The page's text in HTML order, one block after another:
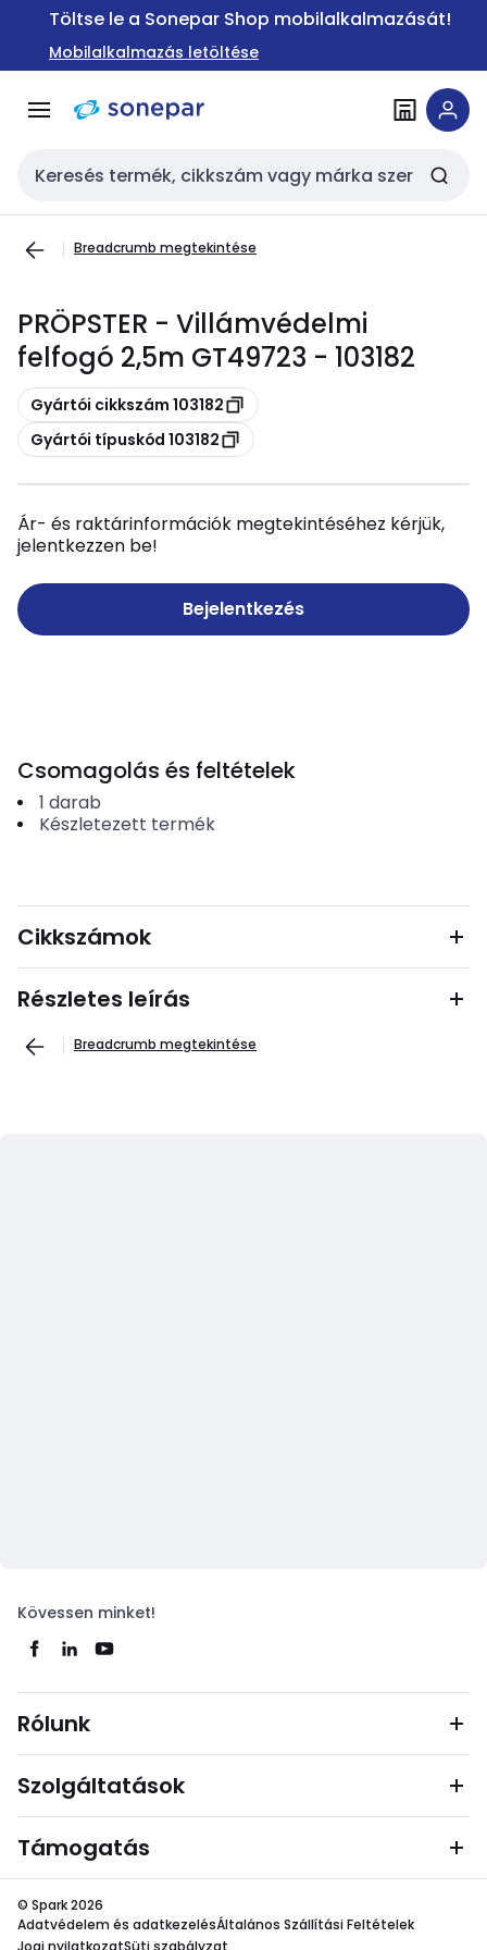
Ugrás a
Ugrás a
tartalomra
Töltse le a Sonepar Shop mobilalkalmazását!
Mobilalkalmazás letöltése
Keresési bemenet
Breadcrumb megtekintése
PRÖPSTER - Villámvédelmi
felfogó 2,5m GT49723 - 103182
Másolás
Gyártói cikkszám 103182
Másolás
Gyártói típuskód 103182
Ár- és raktárinformációk megtekintéséhez kérjük,
jelentkezzen be!
Bejelentkezés
Csomagolás és feltételek
1 darab
Készletezett termék
Cikkszámok
Részletes leírás
Breadcrumb megtekintése
Kövessen minket!
Rólunk
Szolgáltatások
Támogatás
© Spark 2026
Adatvédelem és adatkezelésÁltalános Szállítási Feltételek
Jogi nyilatkozatSüti szabályzat